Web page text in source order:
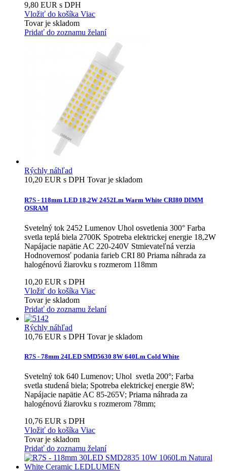
9,80 EUR s DPH
Vložiť do košíka Viac
Tovar je skladom
Pridať do zoznamu želaní
Rýchly náhľad
10,20 EUR s DPH Tovar je skladom
R7S - 118mm LED 18,2W 2452Lm Warm White CRI80 DIMM
OSRAM
Svetelný tok 2452 Lumenov Uhol osvetlenia 300° Farba
svetla teplá biela 2700K Spotreba elektrickej energie 18,2W
Napájacie napätie AC 220-240V Stmievateľná verzia
Hodnovernosť podania farieb CRI 80 Priama náhrada za
halogénovú žiarovku s rozmerom 118mm
10,20 EUR s DPH
Vložiť do košíka Viac
Tovar je skladom
Pridať do zoznamu želaní
Rýchly náhľad
10,76 EUR s DPH Tovar je skladom
R7S - 78mm 24LED SMD5630 8W 640Lm Cold White
Svetelný tok 640 Lumenov; Uhol svetla 200°; Farba
svetla studená biela; Spotreba elektrickej energie 8W;
Napájacie napätie AC 85-265V; Priama náhrada za
halogénovú žiarovku s rozmerom 78mm;
10,76 EUR s DPH
Vložiť do košíka Viac
Tovar je skladom
Pridať do zoznamu želaní